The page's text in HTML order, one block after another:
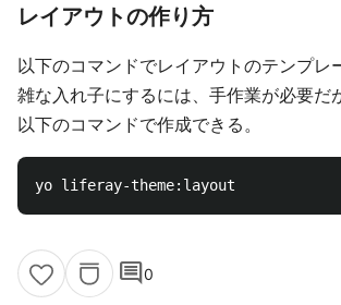
レイアウトの作り方
以下のコマンドでレイアウトのテンプレ
雑な入れ子にするには、手作業が必要だ
以下のコマンドで作成できる。
comment0